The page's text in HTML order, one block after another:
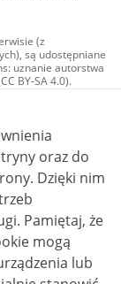
(z
są udostępniane
uznanie autorstwa
BY-SA 4.0).
materiały
typu
użycie
4.0 (CC BY-
inaczej.
oraz do
nim
że
mogą
lub